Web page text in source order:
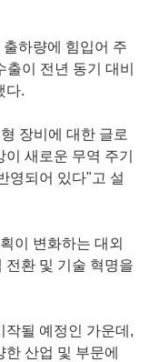
하량에 힘입어 주
이 전년 동기 대비
다.
장비에 대한 글로
새로운 무역 주기
영되어 있다"고 설
이 변화하는 대외
전환 및 기술 혁명을
작될 예정인 가운데,
산업 및 부문에